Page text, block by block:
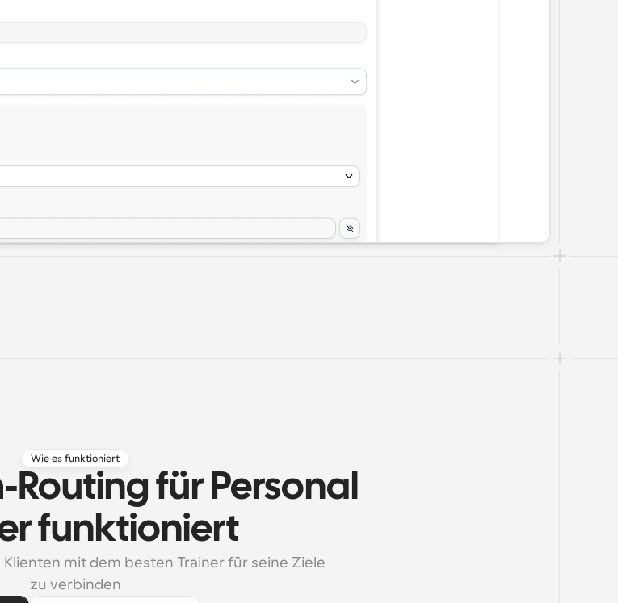
Wie es funktioniert
Routing für Personal
funktioniert
Klienten mit dem besten Trainer für seine Ziele
zu verbinden